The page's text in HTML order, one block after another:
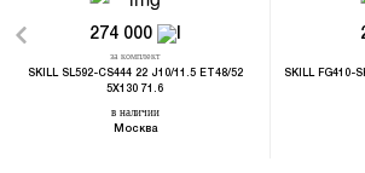
274 000
за комплект
SKILL SL592-CS444 22 J10/11.5 ET48/52
5X130 71.6
в наличии
Москва
SKILL FG410-